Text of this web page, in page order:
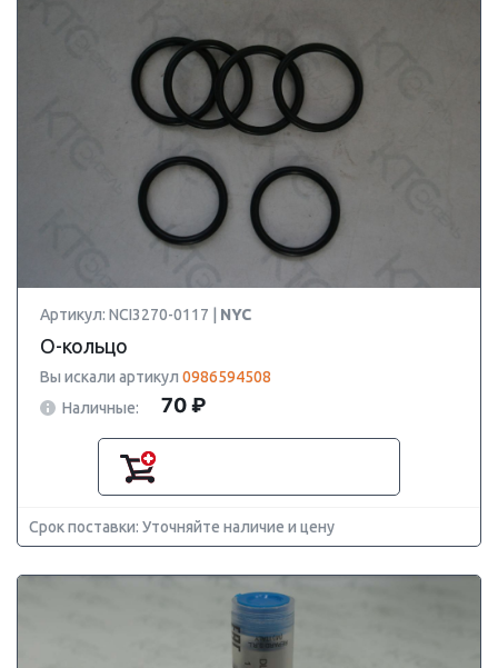
Артикул: NCI3270-0117 | NYC
О-кольцо
Вы искали артикул 0986594508
Наличные:
70 ₽
Срок поставки: Уточняйте наличие и цену